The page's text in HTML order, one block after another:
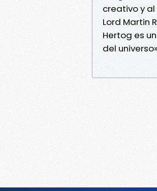
creativo y
Lord Martin
Hertog es
del